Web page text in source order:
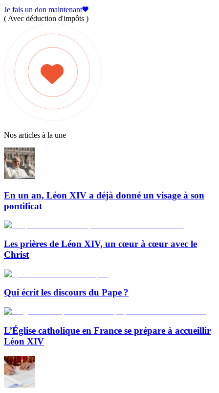
Je fais un don maintenant
( Avec déduction d'impôts )
Nos articles à la une
En un an, Léon XIV a déjà donné un visage à son
pontificat
Les prières de Léon XIV, un cœur à cœur avec le
Christ
Qui écrit les discours du Pape ?
L’Église catholique en France se prépare à accueillir
Léon XIV